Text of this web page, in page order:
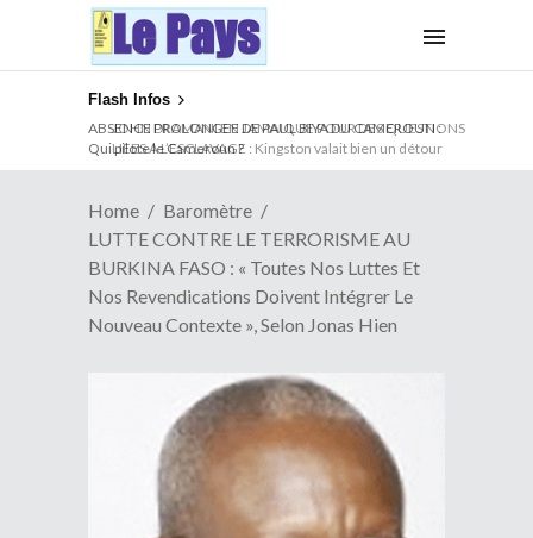
Flash Infos
ABSENCE PROLONGEE DE PAUL BIYA DU CAMEROUN :
Qui pilote le Cameroun ?
Home
Baromètre
LUTTE CONTRE LE TERRORISME AU
BURKINA FASO : « Toutes Nos Luttes Et
Nos Revendications Doivent Intégrer Le
Nouveau Contexte », Selon Jonas Hien